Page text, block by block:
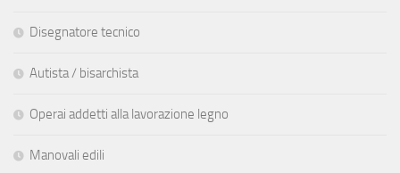
Disegnatore tecnico
Autista / bisarchista
Operai addetti alla lavorazione legno
Manovali edili